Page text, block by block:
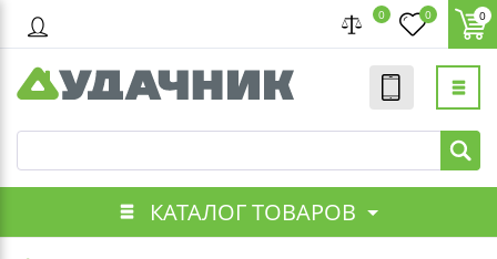
0 0 0
КАТАЛОГ ТОВАРОВ